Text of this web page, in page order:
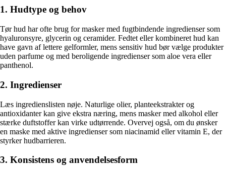
1. Hudtype og behov
Tør hud har ofte brug for masker med fugtbindende ingredienser som
hyaluronsyre, glycerin og ceramider. Fedtet eller kombineret hud kan
have gavn af lettere gelformler, mens sensitiv hud bør vælge produkter
uden parfume og med beroligende ingredienser som aloe vera eller
panthenol.
2. Ingredienser
Læs ingredienslisten nøje. Naturlige olier, planteekstrakter og
antioxidanter kan give ekstra næring, mens masker med alkohol eller
stærke duftstoffer kan virke udtørrende. Overvej også, om du ønsker
en maske med aktive ingredienser som niacinamid eller vitamin E, der
styrker hudbarrieren.
3. Konsistens og anvendelsesform